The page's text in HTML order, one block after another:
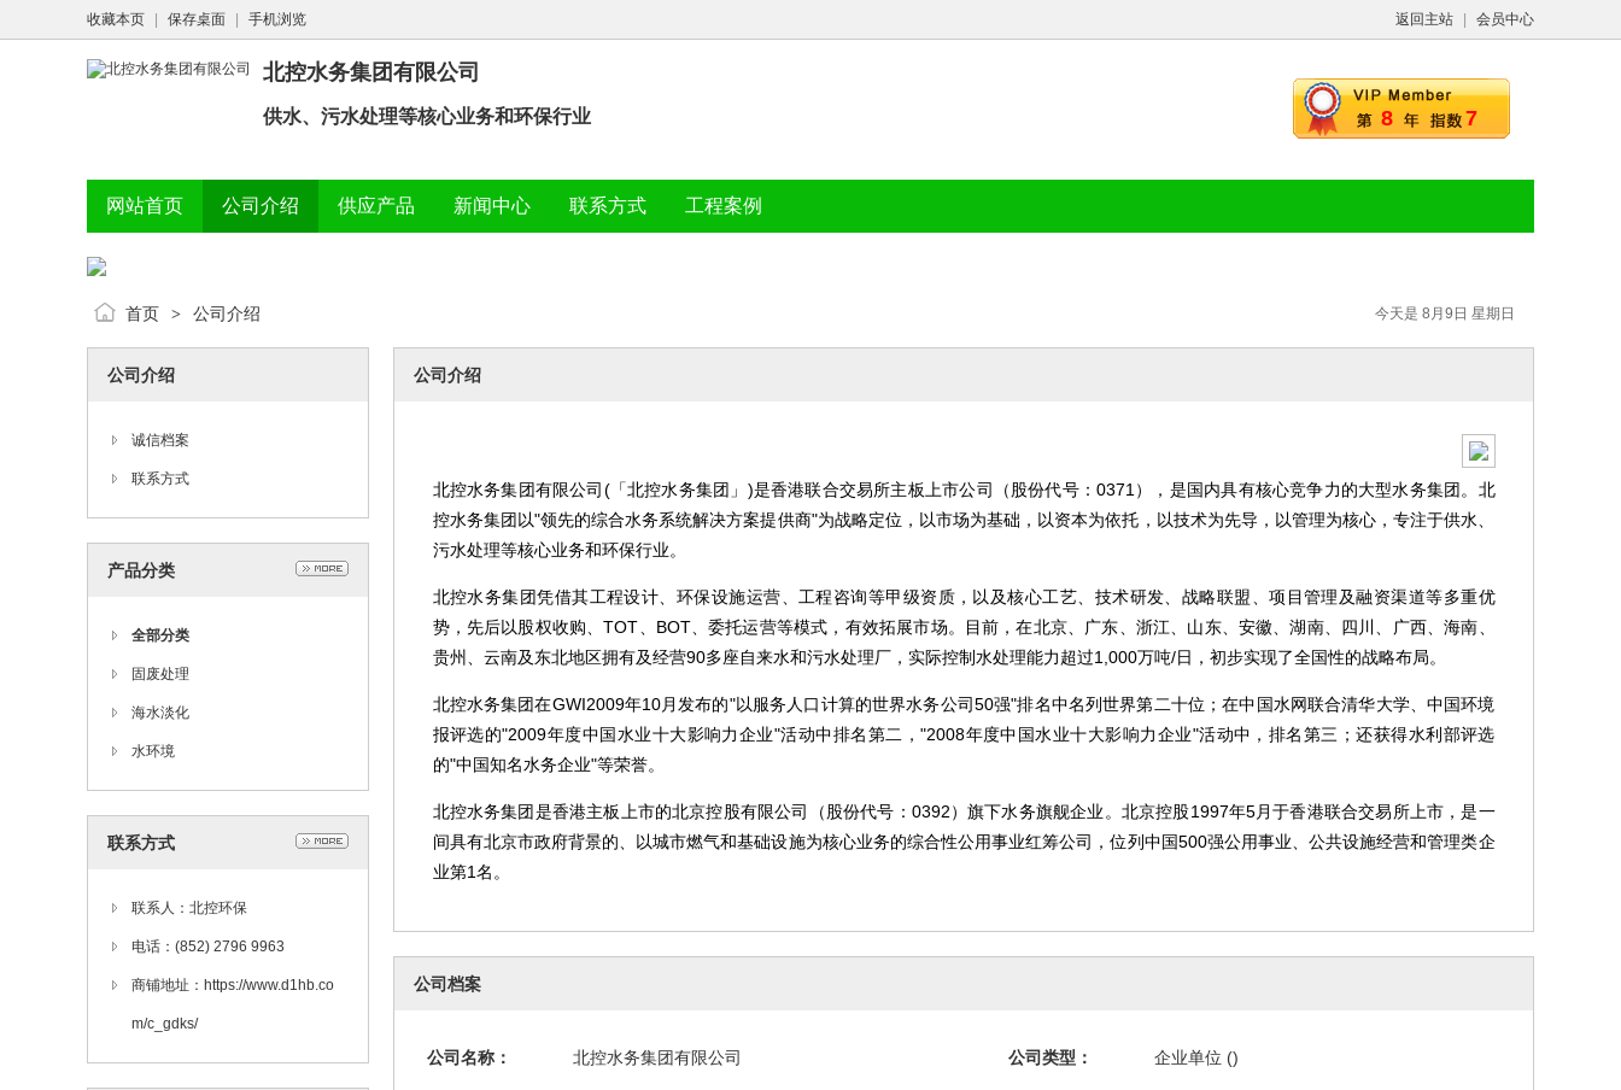
返回主站 会员中心
收藏本页 保存桌面 手机浏览
8 7
北控水务集团有限公司
供水、污水处理等核心业务和环保行业
网站首页 公司介绍 供应产品 新闻中心 联系方式 工程案例
今天是 8月9日 星期日
首页 > 公司介绍
公司介绍
诚信档案
联系方式
产品分类
全部分类
固废处理
海水淡化
水环境
联系方式
联系人：北控环保
电话：(852) 2796 9963
商铺地址：https://www.d1hb.co
m/c_gdks/
公司介绍
北控水务集团有限公司(「北控水务集团」)是香港联合交易所主板上市公司（股份代号：0371），是国内具有核心竞争力的大型水务集团。北
控水务集团以"领先的综合水务系统解决方案提供商"为战略定位，以市场为基础，以资本为依托，以技术为先导，以管理为核心，专注于供水、
污水处理等核心业务和环保行业。
北控水务集团凭借其工程设计、环保设施运营、工程咨询等甲级资质，以及核心工艺、技术研发、战略联盟、项目管理及融资渠道等多重优
势，先后以股权收购、TOT、BOT、委托运营等模式，有效拓展市场。目前，在北京、广东、浙江、山东、安徽、湖南、四川、广西、海南、
贵州、云南及东北地区拥有及经营90多座自来水和污水处理厂，实际控制水处理能力超过1,000万吨/日，初步实现了全国性的战略布局。
北控水务集团在GWI2009年10月发布的"以服务人口计算的世界水务公司50强"排名中名列世界第二十位；在中国水网联合清华大学、中国环境
报评选的"2009年度中国水业十大影响力企业"活动中排名第二，"2008年度中国水业十大影响力企业"活动中，排名第三；还获得水利部评选
的"中国知名水务企业"等荣誉。
北控水务集团是香港主板上市的北京控股有限公司（股份代号：0392）旗下水务旗舰企业。北京控股1997年5月于香港联合交易所上市，是一
间具有北京市政府背景的、以城市燃气和基础设施为核心业务的综合性公用事业红筹公司，位列中国500强公用事业、公共设施经营和管理类企
业第1名。
公司档案
公司名称： 北控水务集团有限公司 公司类型： 企业单位 ()